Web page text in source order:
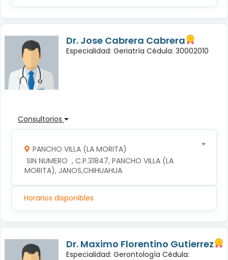
Dr. Jose Cabrera Cabrera
Especialidad: Geriatría Cédula: 30002010
Consultorios
PANCHO VILLA (LA MORITA)
MORITA), JANOS,CHIHUAHUA
Horarios disponibles
Dr. Maximo Florentino Gutierrez
Especialidad: Gerontología Cédula: